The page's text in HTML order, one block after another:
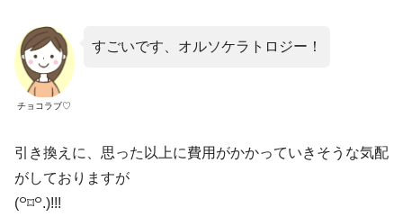
チョコラブ♡
すごいです、オルソケラトロジー！
引き換えに、思った以上に費用がかかっていきそうな気配
がしておりますが
(꒪⌑꒪.)‎!!!